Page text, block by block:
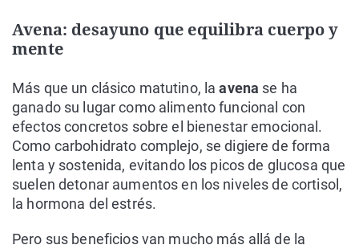
Avena: desayuno que equilibra cuerpo y
mente
Más que un clásico matutino, laavena se ha
ganado su lugar como alimento funcional con
efectos concretos sobre el bienestar emocional.
Como carbohidrato complejo, se digiere de forma
lenta y sostenida, evitando los picos de glucosa que
suelen detonar aumentos en los niveles de cortisol,
la hormona del estrés.
Pero sus beneficios van mucho más allá de la